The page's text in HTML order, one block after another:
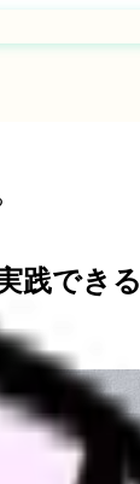
践できる